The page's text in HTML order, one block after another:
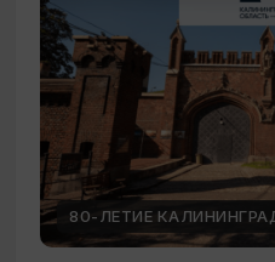
80-ЛЕТИЕ